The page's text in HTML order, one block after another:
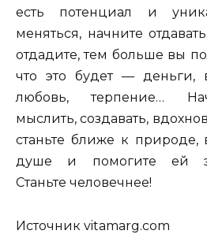
есть потенциал и
меняться, начните
отдадите, тем больше вы
что это будет — деньги,
любовь, терпение…
мыслить, создавать,
станьте ближе к природе,
душе и помогите ей
Станьте человечнее!
Источник vitamarg.com